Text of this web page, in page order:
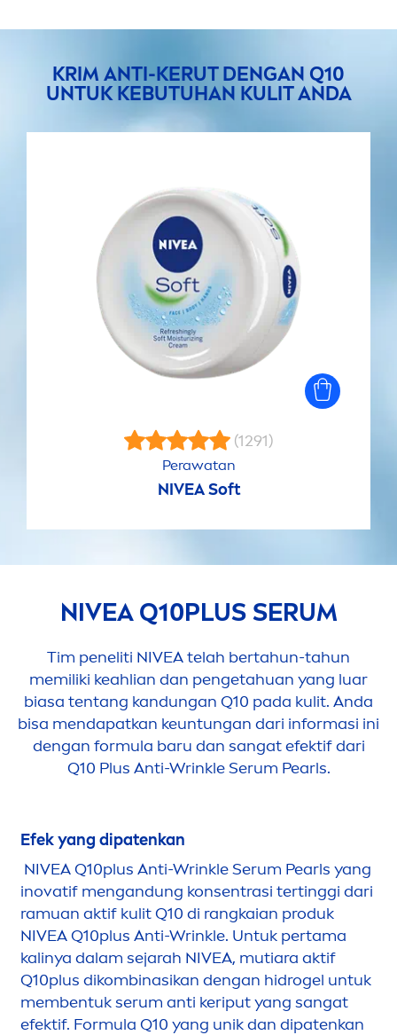
KRIM ANTI-KERUT DENGAN Q10
UNTUK KEBUTUHAN KULIT ANDA
(1291)
Perawatan
NIVEASoft
NIVEAQ10PLUS SERUM
Tim peneliti NIVEAtelah bertahun-tahun
memiliki keahlian dan pengetahuan yang luar
biasa tentang kandungan Q10 pada kulit. Anda
bisa mendapatkan keuntungan dari informasi ini
dengan formula baru dan sangat efektif dari
Q10 Plus Anti-Wrinkle Serum Pearls.
Efek yang dipatenkan
NIVEAQ10plus Anti-Wrinkle Serum Pearls yang
inovatif mengandung konsentrasi tertinggi dari
ramuan aktif kulit Q10 di rangkaian produk
NIVEAQ10plus Anti-Wrinkle. Untuk pertama
kalinya dalam sejarah NIVEA, mutiara aktif
Q10plus dikombinasikan dengan hidrogel untuk
membentuk serum anti keriput yang sangat
efektif. Formula Q10 yang unik dan dipatenkan